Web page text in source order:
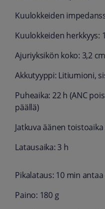
Kuulokkeiden
Kuulokkeiden herkkyys:
Ajuriyksikön koko: 3,2 cm
Akkutyyppi: Litiumioni,
Puheaika: 22 h (ANC
päällä)
Jatkuva äänen toistoaika
Latausaika: 3 h
Pikalataus: 10 min
Paino: 180 g